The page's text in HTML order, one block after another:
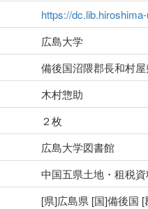
https://
広島大学
備後国沼隈郡長和村
木村惣助
２枚
広島大学図書館
中国五県土地・租税
[県]広島県 [国]備後国